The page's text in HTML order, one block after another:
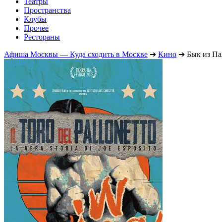
Пространства
Клубы
Прочее
Рестораны
Афиша Москвы — Куда сходить в Москве ➔ Кино ➔ Бык из